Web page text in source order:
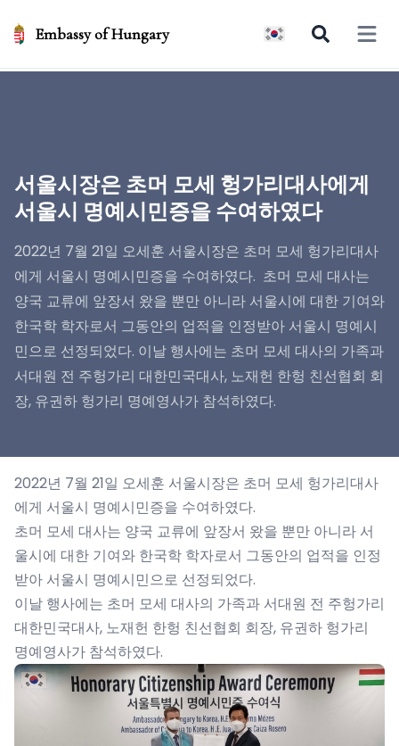
Embassy of Hungary Open
서울시장은 초머 모세 헝가리대사에게
서울시 명예시민증을 수여하였다
2022년 7월 21일 오세훈 서울시장은 초머 모세 헝가리대사
에게 서울시 명예시민증을 수여하였다. 초머 모세 대사는
양국 교류에 앞장서 왔을 뿐만 아니라 서울시에 대한 기여와
한국학 학자로서 그동안의 업적을 인정받아 서울시 명예시
민으로 선정되었다. 이날 행사에는 초머 모세 대사의 가족과
서대원 전 주헝가리 대한민국대사, 노재헌 한헝 친선협회 회
장, 유권하 헝가리 명예영사가 참석하였다.
2022년 7월 21일 오세훈 서울시장은 초머 모세 헝가리대사
에게 서울시 명예시민증을 수여하였다.
초머 모세 대사는 양국 교류에 앞장서 왔을 뿐만 아니라 서
울시에 대한 기여와 한국학 학자로서 그동안의 업적을 인정
받아 서울시 명예시민으로 선정되었다.
이날 행사에는 초머 모세 대사의 가족과 서대원 전 주헝가리
대한민국대사, 노재헌 한헝 친선협회 회장, 유권하 헝가리
명예영사가 참석하였다.